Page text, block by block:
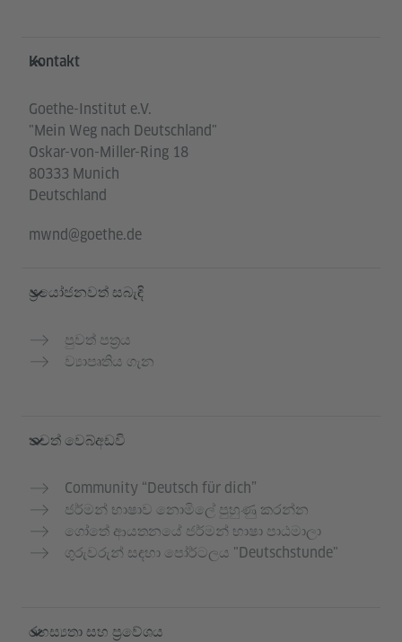
Service- und Informationsbereich
Kontakt
Goethe-Institut e.V.
"Mein Weg nach Deutschland"
Oskar-von-Miller-Ring 18
80333 Munich
Deutschland
mwnd@goethe.de
ප්‍රයෝජනවත් සබැඳි
පුවත් පත්‍රය
ව්‍යාපෘතිය ගැන
තවත් වෙබ්අඩවි
Community “Deutsch für dich”
ජර්මන් භාෂාව නොමිලේ පුහුණු කරන්න
ගෝතේ ආයතනයේ ජර්මන් භාෂා පාඨමාලා
ගුරුවරුන් සඳහා පෝර්ටලය "Deutschstunde"
රහස්‍යතා සහ ප්‍රවේශය